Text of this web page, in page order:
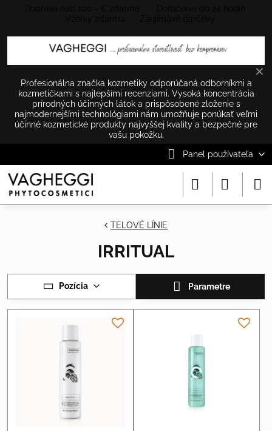
✕
Profesionálna značka kozmetiky odporúčaná odborníkmi a
kozmetičkami s najlepšími recenziami. Vysoká koncentrácia
prírodných účinných látok a prispôsobené zloženie s
najmodernejšími technológiami nám umožňuje ponúkať veľmi
účinné kozmetické produkty najvyššej kvality a bezpečné pre
vašu pokožku.
Panel používateľa
TELOVÉ LÍNIE
IRRITUAL
Pozícia Parametre